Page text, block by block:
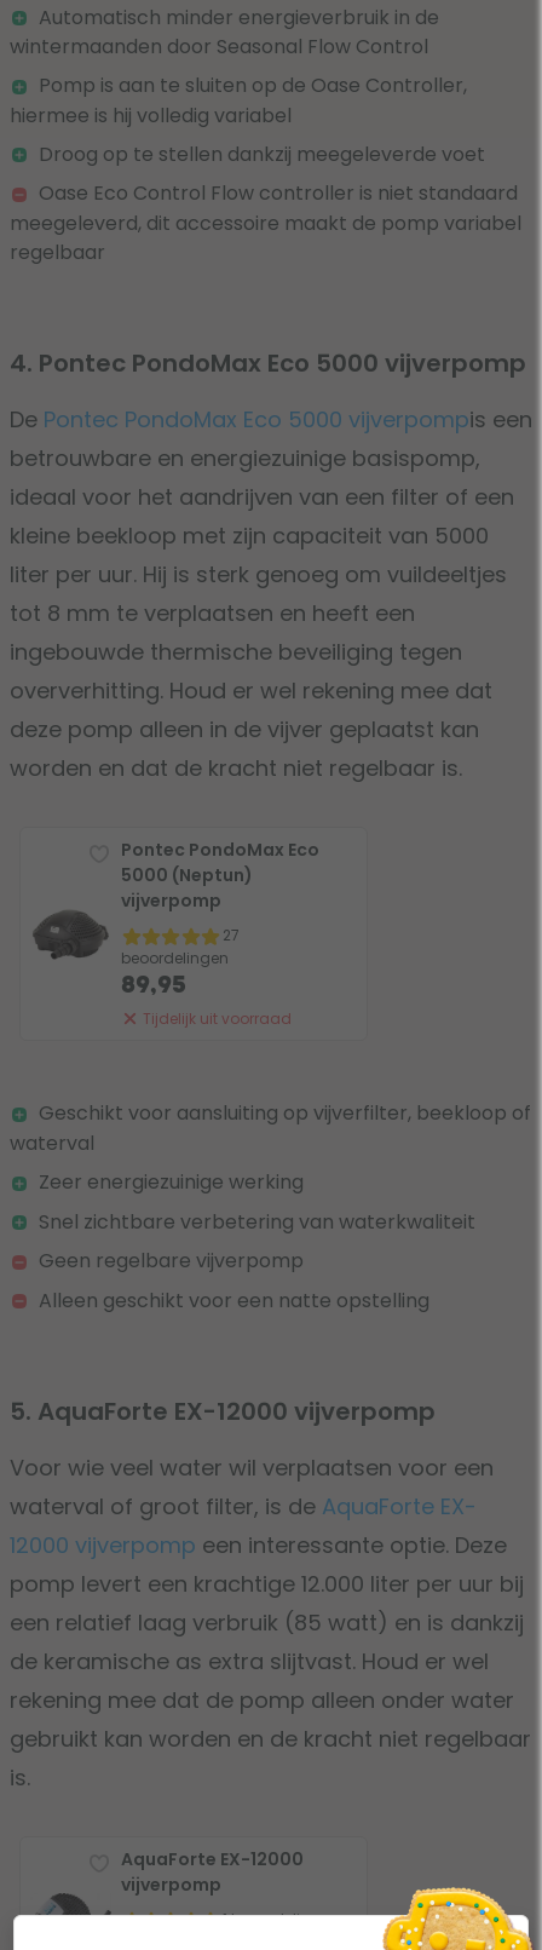
Automatisch minder energieverbruik in de
wintermaanden door Seasonal Flow Control
Pomp is aan te sluiten op de Oase Controller,
hiermee is hij volledig variabel
Droog op te stellen dankzij meegeleverde voet
Oase Eco Control Flow controller is niet standaard
meegeleverd, dit accessoire maakt de pomp variabel
regelbaar
4. Pontec PondoMax Eco 5000 vijverpomp
De Pontec PondoMax Eco 5000 vijverpompis een
betrouwbare en energiezuinige basispomp,
ideaal voor het aandrijven van een filter of een
kleine beekloop met zijn capaciteit van 5000
liter per uur. Hij is sterk genoeg om vuildeeltjes
tot 8 mm te verplaatsen en heeft een
ingebouwde thermische beveiliging tegen
oververhitting. Houd er wel rekening mee dat
deze pomp alleen in de vijver geplaatst kan
worden en dat de kracht niet regelbaar is.
Pontec PondoMax Eco
5000 (Neptun)
vijverpomp
27
beoordelingen
Tijdelijk uit voorraad
89,95
Geschikt voor aansluiting op vijverfilter, beekloop of
waterval
Zeer energiezuinige werking
Snel zichtbare verbetering van waterkwaliteit
Geen regelbare vijverpomp
Alleen geschikt voor een natte opstelling
5. AquaForte EX-12000 vijverpomp
Voor wie veel water wil verplaatsen voor een
waterval of groot filter, is de AquaForte EX-
12000 vijverpomp een interessante optie. Deze
pomp levert een krachtige 12.000 liter per uur bij
een relatief laag verbruik (85 watt) en is dankzij
de keramische as extra slijtvast. Houd er wel
rekening mee dat de pomp alleen onder water
gebruikt kan worden en de kracht niet regelbaar
is.
AquaForte EX-12000
vijverpomp
1 beoordeling